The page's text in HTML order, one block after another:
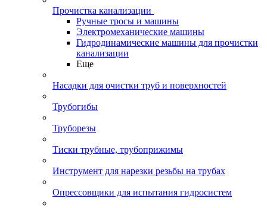
Прочистка канализации
Ручные тросы и машины
Электромеханические машины
Гидродинамические машины для прочистки
канализации
Еще
Насадки для очистки труб и поверхностей
Трубогибы
Труборезы
Тиски трубные, трубоприжимы
Инструмент для нарезки резьбы на трубах
Опрессовщики для испытания гидросистем